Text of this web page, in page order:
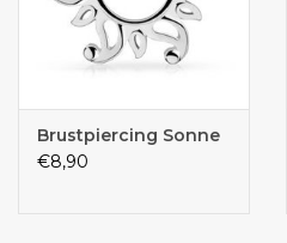
Brustpiercing Sonne
€8,90